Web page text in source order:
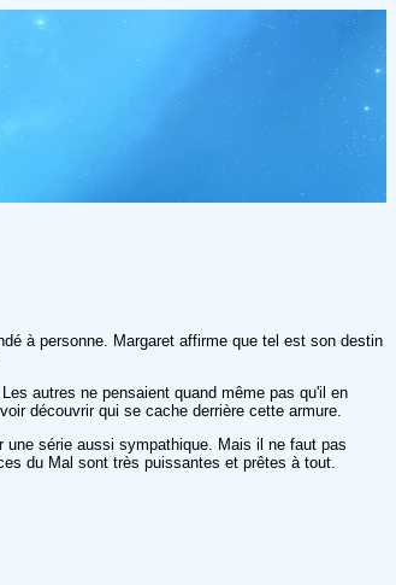
à personne. Margaret affirme que tel est son destin
autres ne pensaient quand même pas qu'il en
découvrir qui se cache derrière cette armure.
une série aussi sympathique. Mais il ne faut pas
du Mal sont très puissantes et prêtes à tout.